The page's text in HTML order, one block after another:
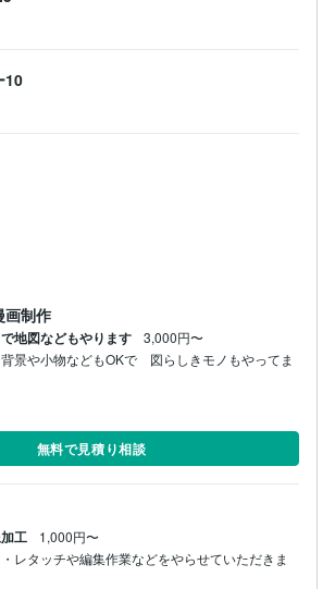
10
画制作
地図などもやります
3,000円〜
景や小物などもOKで　図らしきモノもやってま
無料で見積り相談
工
1,000円〜
レタッチや編集作業などをやらせていただきま